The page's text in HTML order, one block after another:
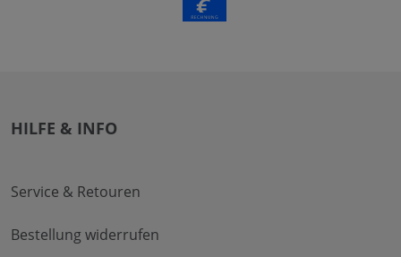
HILFE & INFO
Service & Retouren
Bestellung widerrufen